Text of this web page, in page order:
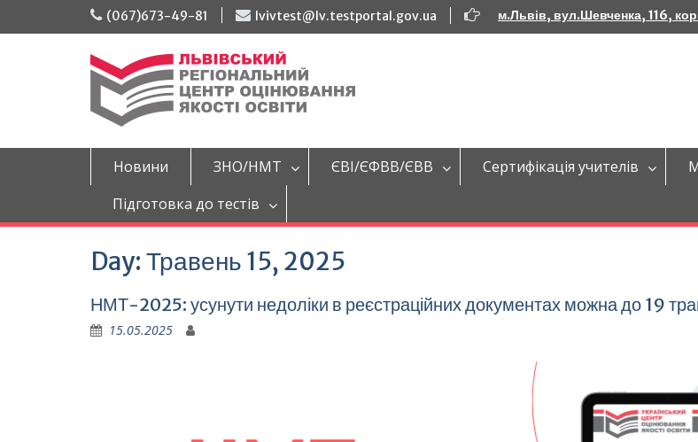
(067)673-49-81 lvivtest@lv.testportal.gov.ua м.Львів, вул.Шевченка, 116,
Новини ЗНО/НМТ ЄВІ/ЄФВВ/ЄВВ Сертифікація учителів
Підготовка до тестів
Day:Травень 15, 2025
НМТ-2025: усунути недоліки в реєстраційних документах можна до 19
15.05.2025